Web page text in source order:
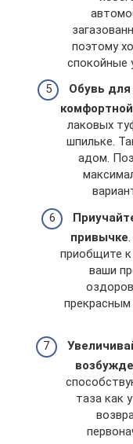
поэтому
спокойные
Обувь
комфортной
лаковых
шпильке.
адом.
привычке
приобщите
ваши
таза как